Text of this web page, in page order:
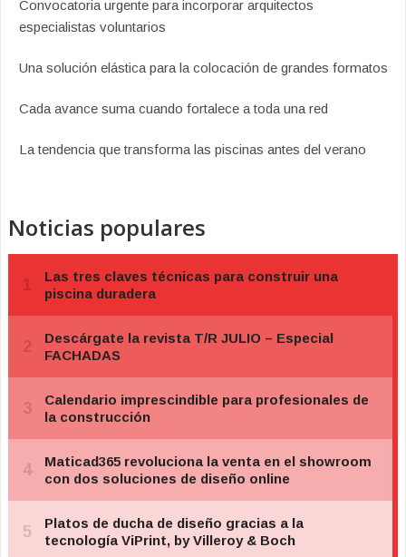
Convocatoria urgente para incorporar arquitectos
especialistas voluntarios
Una solución elástica para la colocación de grandes formatos
Cada avance suma cuando fortalece a toda una red
La tendencia que transforma las piscinas antes del verano
Noticias populares